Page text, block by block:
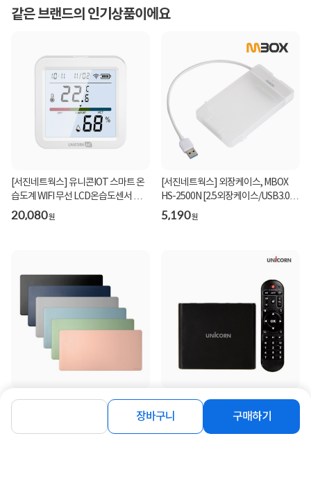
장바구니 구매하기
같은 브랜드의 인기상품이에요
[서진네트웍스] 유니콘IOT 스마트 온
습도계 WIFI 무선 LCD온습도센서 알림
기능 TS-H9
20,080원
[서진네트웍스] 외장케이스, MBOX
HS-2500N [2.5외장케이스/USB3.0]
[하드미포함/반투...
5,190원
[서진네트웍스] 장패드, MP-800M [색
7,900원
[서진네트웍스] 유니콘 AV-M7 2세대
디빅스플레이어 UHD 4K지원 미디어
78,700원